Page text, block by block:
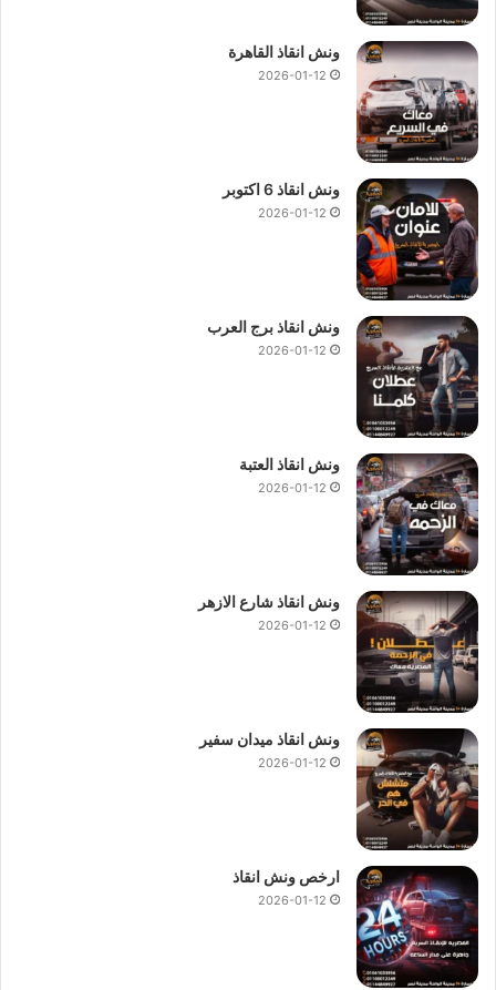
ونش انقاذ القاهرة
2026-01-12
ونش انقاذ 6 اكتوبر
2026-01-12
ونش انقاذ برج العرب
2026-01-12
ونش انقاذ العتبة
2026-01-12
ونش انقاذ شارع الازهر
2026-01-12
ونش انقاذ ميدان سفير
2026-01-12
ارخص ونش انقاذ
2026-01-12